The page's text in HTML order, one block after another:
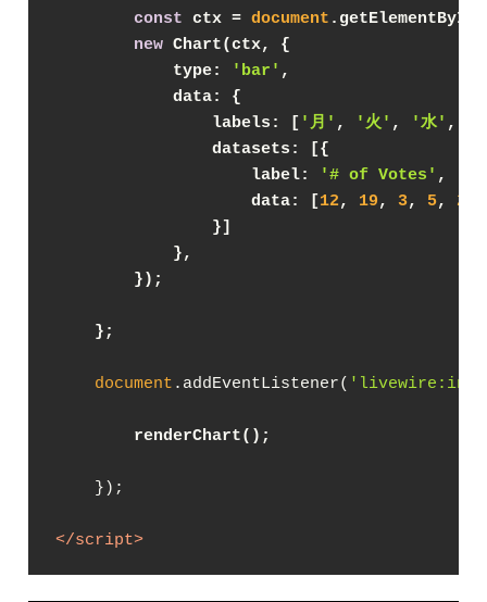
const ctx = document .getElementById(
new Chart(ctx, {
type: 'bar' ,
data: {
labels : [ '月' , '火' , '水' ,
datasets : [{
label: '# of Votes' ,
data: [12, 19, 3, 5, 2
                }]
            },
        });
    };
document .addEventListener(
renderChart();
    });
</script>